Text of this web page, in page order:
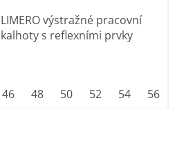
LIMERO výstražné pracovní
kalhoty s reflexními prvky
46 48 50 52 54 56